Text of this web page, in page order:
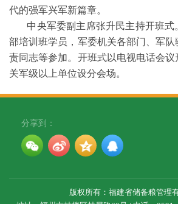
代的强军兴军新篇章。
中央军委副主席张升民主持开班式
部培训班学员，军委机关各部门、军队
责同志等参加。开班式以电视电话会
关军级以上单位设分会场。
版权所有：福建省储备粮管理
分享到：